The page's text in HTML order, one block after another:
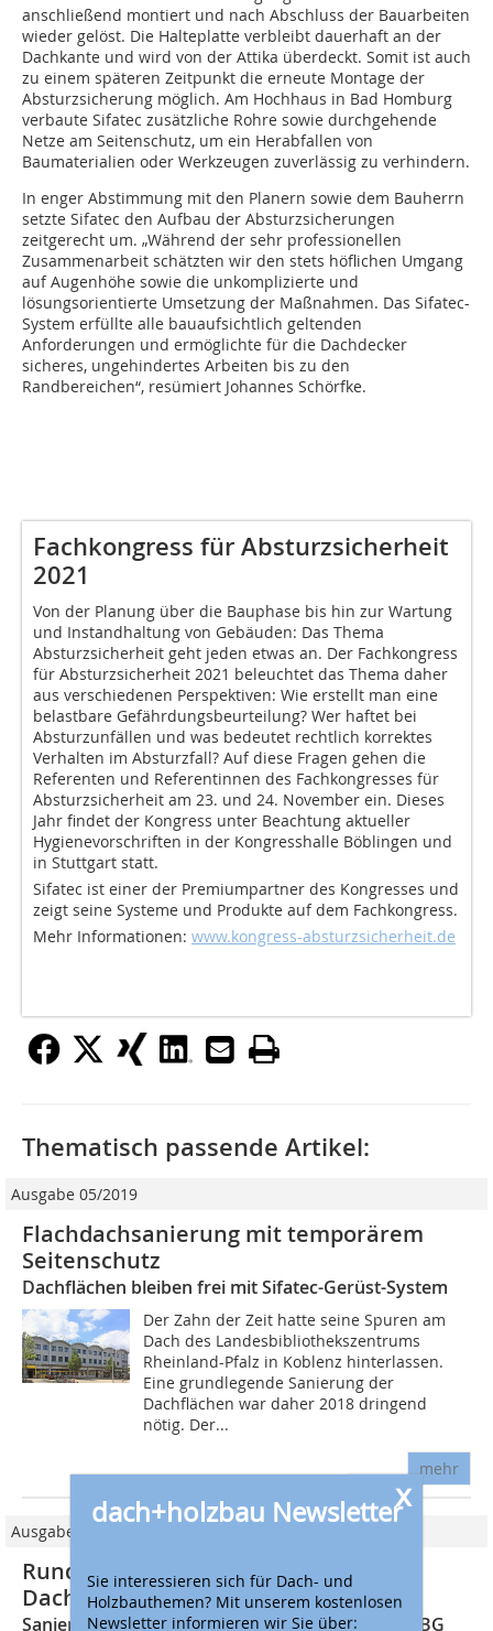
anschließend montiert und nach Abschluss der Bauarbeiten
wieder gelöst. Die Halteplatte verbleibt dauerhaft an der
Dachkante und wird von der Attika überdeckt. Somit ist auch
zu einem späteren Zeitpunkt die erneute Montage der
Absturzsicherung möglich. Am Hochhaus in Bad Homburg
verbaute Sifatec zusätzliche Rohre sowie durchgehende
Netze am Seitenschutz, um ein Herabfallen von
Baumaterialien oder Werkzeugen zuverlässig zu verhindern.
In enger Abstimmung mit den Planern sowie dem Bauherrn
setzte Sifatec den Aufbau der Absturzsicherungen
zeitgerecht um. „Während der sehr professionellen
Zusammenarbeit schätzten wir den stets höflichen Umgang
auf Augenhöhe sowie die unkomplizierte und
lösungsorientierte Umsetzung der Maßnahmen. Das Sifatec-
System erfüllte alle bauaufsichtlich geltenden
Anforderungen und ermöglichte für die Dachdecker
sicheres, ungehindertes Arbeiten bis zu den
Randbereichen“, resümiert Johannes Schörfke.
Fachkongress für Absturzsicherheit
2021
Von der Planung über die Bauphase bis hin zur Wartung
und Instandhaltung von Gebäuden: Das Thema
Absturzsicherheit geht jeden etwas an. Der Fachkongress
für Absturzsicherheit 2021 beleuchtet das Thema daher
aus verschiedenen Perspektiven: Wie erstellt man eine
belastbare Gefährdungsbeurteilung? Wer haftet bei
Absturzunfällen und was bedeutet rechtlich korrektes
Verhalten im Absturzfall? Auf diese Fragen gehen die
Referenten und Referentinnen des Fachkongresses für
Absturzsicherheit am 23. und 24. November ein. Dieses
Jahr findet der Kongress unter Beachtung aktueller
Hygienevorschriften in der Kongresshalle Böblingen und
in Stuttgart statt.
Sifatec ist einer der Premiumpartner des Kongresses und
zeigt seine Systeme und Produkte auf dem Fachkongress.
Mehr Informationen: www.kongress-absturzsicherheit.de
x
dach+holzbau Newsletter
Sie interessieren sich für Dach- und
Holzbauthemen? Mit unserem kostenlosen
Newsletter informieren wir Sie über:
Thematisch passende Artikel:
Ausgabe 05/2019
Flachdachsanierung mit temporärem
Seitenschutz
Dachflächen bleiben frei mit Sifatec-Gerüst-System
Der Zahn der Zeit hatte seine Spuren am
Dach des Landesbibliothekszentrums
Rheinland-Pfalz in Koblenz hinterlassen.
Eine grundlegende Sanierung der
Dachflächen war daher 2018 dringend
nötig. Der...
mehr
Ausgabe 04/2021
Rundum geschützt bei der
Dachsanierung
Sanierung des Hauptverwaltungsgebäudes der BG